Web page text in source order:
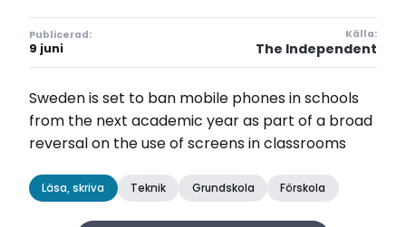
Publicerad:
9 juni
Källa:
The Independent
Sweden is set to ban mobile phones in schools
from the next academic year as part of a broad
reversal on the use of screens in classrooms
Läsa, skriva Teknik Grundskola Förskola